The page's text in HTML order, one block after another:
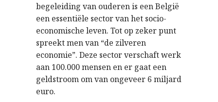
begeleiding van ouderen is een België
een essentiële sector van het socio-
economische leven. Tot op zeker punt
spreekt men van “de zilveren
economie”. Deze sector verschaft werk
aan 100.000 mensen en er gaat een
geldstroom om van ongeveer 6 miljard
euro.